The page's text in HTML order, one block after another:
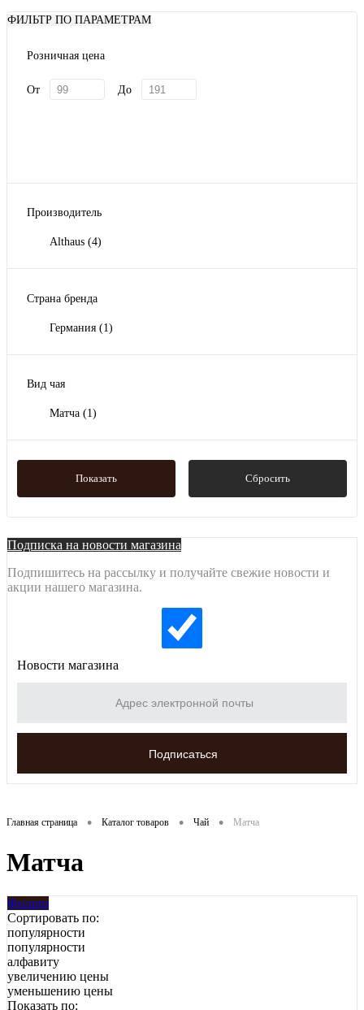
ФИЛЬТР ПО ПАРАМЕТРАМ
Розничная цена
От До
Производитель
Althaus (4)
Страна бренда
Германия (1)
Вид чая
Матча (1)
Показать Сбросить
Подписка на новости магазина
Подпишитесь на рассылку и получайте свежие новости и
акции нашего магазина.
Новости магазина
Главная страница • Каталог товаров • Чай • Матча
Матча
Фильтр
Сортировать по:
популярности
популярности
алфавиту
увеличению цены
уменьшению цены
Показать по: